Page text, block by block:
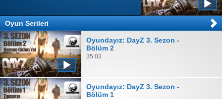
Oyun Serileri
Oyundayız: DayZ 3. Sezon -
Bölüm 2
35:03
Oyundayız: DayZ 3. Sezon -
Bölüm 1